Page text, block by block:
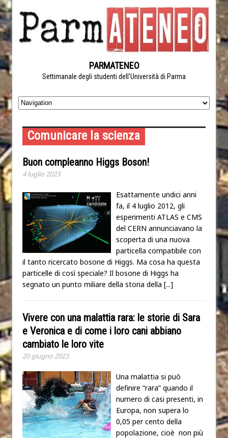
PARMATENEO
Settimanale degli studenti dell'Università di Parma
Comunicare la scienza
Buon compleanno Higgs Boson!
4 luglio 2023
Esattamente undici anni
fa, il 4 luglio 2012, gli
esperimenti ATLAS e CMS
del CERN annunciavano la
scoperta di una nuova
particella compatibile con
il tanto ricercato bosone di Higgs. Ma cosa ha questa
particelle di così speciale? Il bosone di Higgs ha
segnato un punto miliare della storia della [...]
Vivere con una malattia rara: le storie di Sara
e Veronica e di come i loro cani abbiano
cambiato le loro vite
20 giugno 2023
Una malattia si può
definire “rara” quando il
numero di casi presenti, in
Europa, non supera lo
0,05 per cento della
popolazione, cioè non più